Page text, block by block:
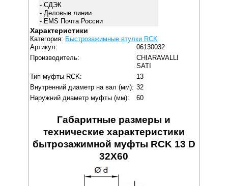
- СДЭК
- Деловые линии
- EMS Почта России
Характеристики
Категория: Быстрозажимные втулки RCK
Артикул:
06130032
Производитель:
CHIARAVALLI
SATI
Тип муфты RCK:
13
Внутренний диаметр на вал (мм): 32
Наружний диаметр муфты (мм):
60
Габаритные размеры и
технические характеристики
бытрозажимной муфты RCK 13 D
32X60